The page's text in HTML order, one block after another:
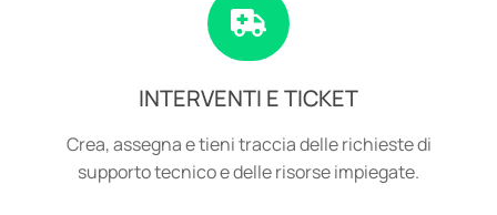
INTERVENTI E TICKET
Crea, assegna e tieni traccia delle richieste di
supporto tecnico e delle risorse impiegate.